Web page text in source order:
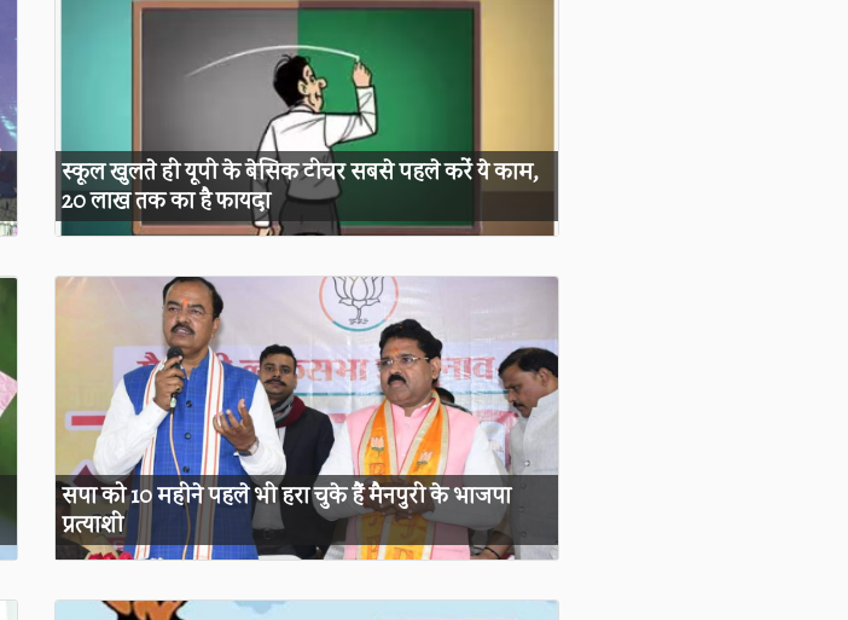
स्कूल खुलते ही यूपी के बेसिक टीचर सबसे पहले करें ये काम,
20 लाख तक का है फायदा
सपा को 10 महीने पहले भी हरा चुके हैं मैनपुरी के भाजपा
प्रत्याशी